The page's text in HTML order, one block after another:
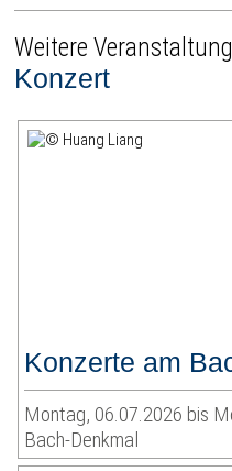
Weitere
Konzert
Konzerte am
Montag, 06.07.2026 bis
Bach-Denkmal